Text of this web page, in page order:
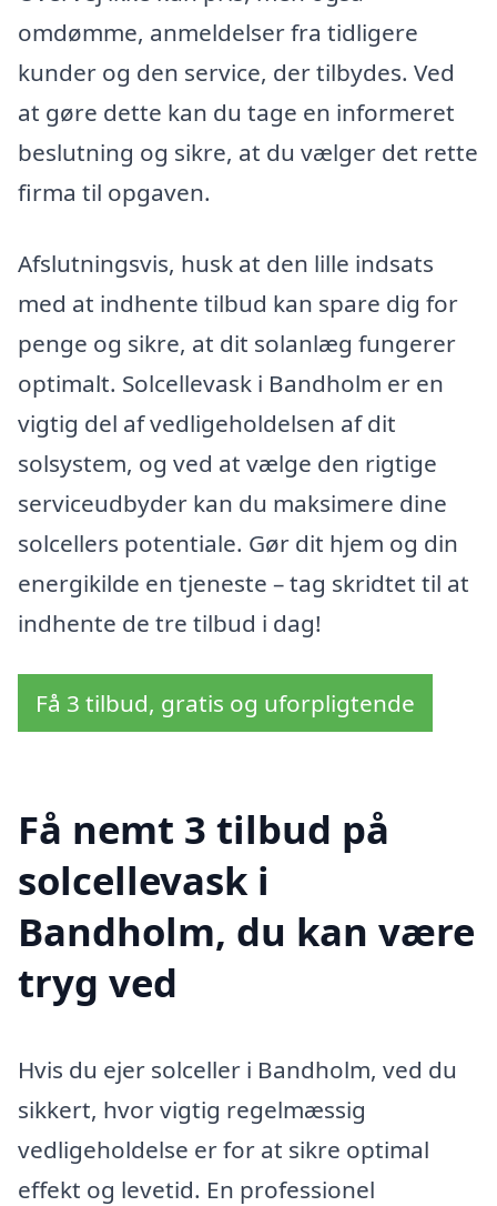
omdømme, anmeldelser fra tidligere
kunder og den service, der tilbydes. Ved
at gøre dette kan du tage en informeret
beslutning og sikre, at du vælger det rette
firma til opgaven.
Afslutningsvis, husk at den lille indsats
med at indhente tilbud kan spare dig for
penge og sikre, at dit solanlæg fungerer
optimalt. Solcellevask i Bandholm er en
vigtig del af vedligeholdelsen af dit
solsystem, og ved at vælge den rigtige
serviceudbyder kan du maksimere dine
solcellers potentiale. Gør dit hjem og din
energikilde en tjeneste – tag skridtet til at
indhente de tre tilbud i dag!
Få 3 tilbud, gratis og uforpligtende
Få nemt 3 tilbud på
solcellevask i
Bandholm, du kan være
tryg ved
Hvis du ejer solceller i Bandholm, ved du
sikkert, hvor vigtig regelmæssig
vedligeholdelse er for at sikre optimal
effekt og levetid. En professionel